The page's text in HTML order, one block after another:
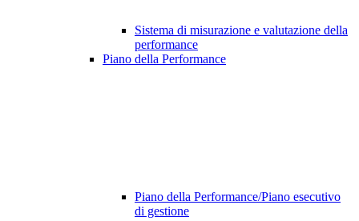
Sistema di misurazione e valutazione della
performance
Piano della Performance
Piano della Performance/Piano esecutivo
di gestione